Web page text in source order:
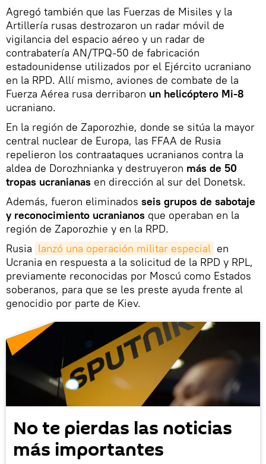
Agregó también que las Fuerzas de Misiles y la
Artillería rusas destrozaron un radar móvil de
vigilancia del espacio aéreo y un radar de
contrabatería AN/TPQ-50 de fabricación
estadounidense utilizados por el Ejército ucraniano
en la RPD. Allí mismo, aviones de combate de la
Fuerza Aérea rusa derribaron un helicóptero Mi-8
ucraniano.
En la región de Zaporozhie, donde se sitúa la mayor
central nuclear de Europa, las FFAA de Rusia
repelieron los contraataques ucranianos contra la
aldea de Dorozhnianka y destruyeron más de 50
tropas ucranianas en dirección al sur del Donetsk.
Además, fueron eliminados seis grupos de sabotaje
y reconocimiento ucranianos que operaban en la
región de Zaporozhie y en la RPD.
Rusia lanzó una operación militar especial en
Ucrania en respuesta a la solicitud de la RPD y RPL,
previamente reconocidas por Moscú como Estados
soberanos, para que se les preste ayuda frente al
genocidio por parte de Kiev.
No te pierdas las noticias
más importantes